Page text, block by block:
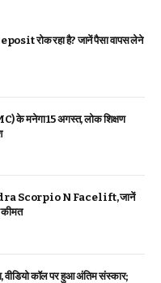
रोक रहा है? जानें पैसा वापस लेने
के मनेगा 15 अगस्त, लोक शिक्षण
Scorpio N Facelift, जानें
कीमत
वीडियो कॉल पर हुआ अंतिम संस्कार;